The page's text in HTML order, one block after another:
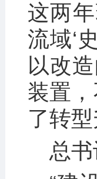
这两
流域‘
以改
装置
了转
总